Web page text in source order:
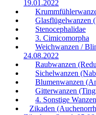
19.01.2022
Glasflügelwanzen
Stenocephalidae
3. Cimicomorpha
Weichwanzen /
24.08.2022
Raubwanzen
Sichelwanzen
Blumenwanzen
Gitterwanzen
4. Sonstige
Zikaden